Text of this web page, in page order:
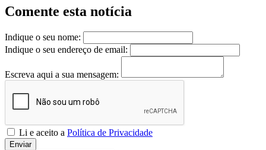
Comente esta notícia
Indique o seu nome:
Indique o seu endereço de email:
Escreva aqui a sua mensagem:
Li e aceito a Política de Privacidade
Enviar